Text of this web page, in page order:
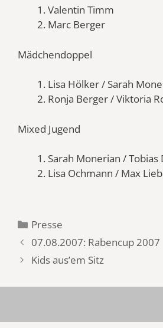
Valentin Timm
Marc Berger
Mädchendoppel
Lisa Hölker / Sarah
Ronja Berger / Viktoria
Mixed Jugend
Sarah Monerian /
Lisa Ochmann / Max
Kategorien
Presse
07.08.2007: Rabencup 2007
Kids aus’em Sitz